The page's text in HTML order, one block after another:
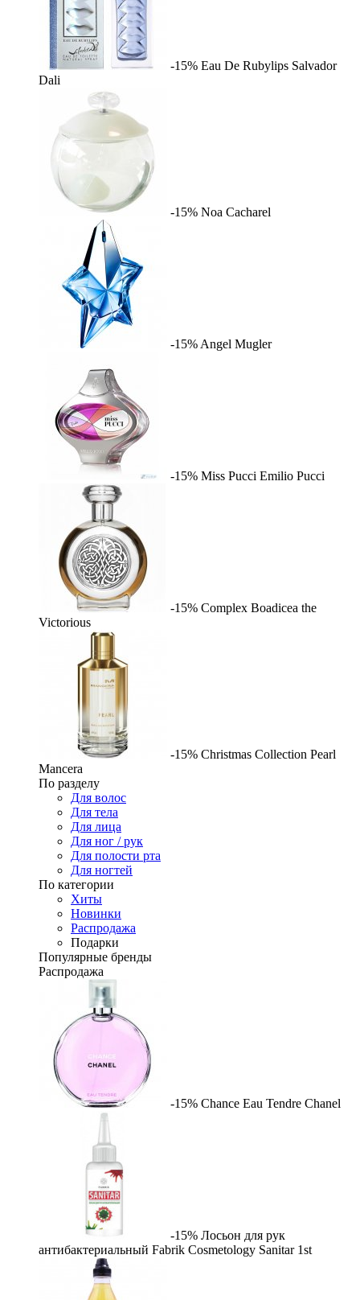
-15% Eau De Rubylips Salvador
Dali
-15% Noa Cacharel
-15% Angel Mugler
-15% Miss Pucci Emilio Pucci
-15% Complex Boadicea the
Victorious
-15% Christmas Collection Pearl
Mancera
По разделу
Для волос
Для тела
Для лица
Для ног / рук
Для полости рта
Для ногтей
По категории
Хиты
Новинки
Распродажа
Подарки
Популярные бренды
Распродажа
-15% Chance Eau Tendre Chanel
-15% Лосьон для рук
антибактериальный Fabrik Cosmetology Sanitar 1st